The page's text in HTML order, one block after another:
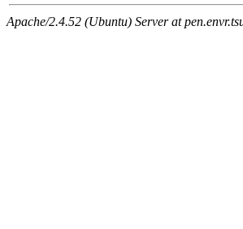
Apache/2.4.52 (Ubuntu) Server at